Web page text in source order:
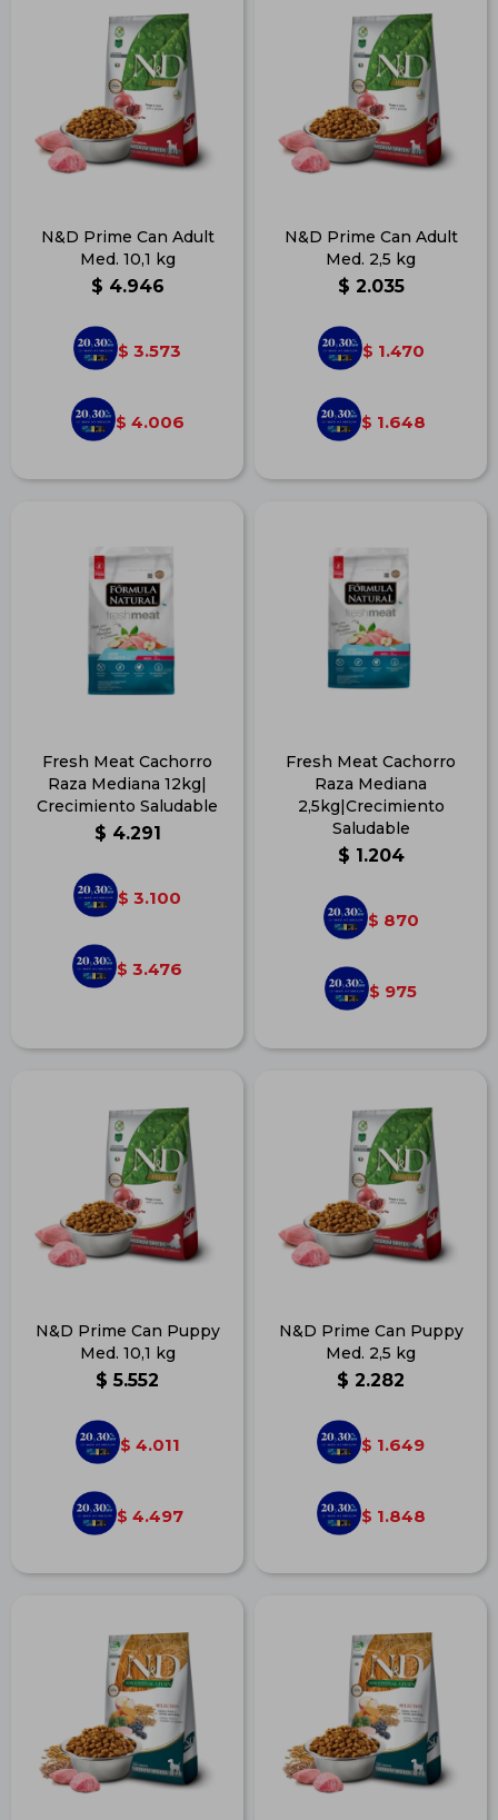
N&D Prime Can Adult
Med. 10,1 kg
$ 4.946
$ 3.573
$ 4.006
N&D Prime Can Adult
Med. 2,5 kg
$ 2.035
$ 1.470
$ 1.648
Fresh Meat Cachorro
Raza Mediana 12kg|
Crecimiento Saludable
$ 4.291
$ 3.100
$ 3.476
Fresh Meat Cachorro
Raza Mediana
2,5kg|Crecimiento
Saludable
$ 1.204
$ 870
$ 975
N&D Prime Can Puppy
Med. 10,1 kg
$ 5.552
$ 4.011
$ 4.497
N&D Prime Can Puppy
Med. 2,5 kg
$ 2.282
$ 1.649
$ 1.848